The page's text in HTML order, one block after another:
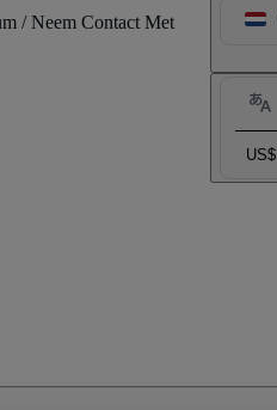
US$
/ Neem Contact Met